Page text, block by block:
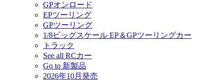
GPオンロード
EPツーリング
GPツーリング
1/8ビッグスケール EP＆GPツーリングカー
トラック
See all RCカー
Go to 新製品
2026年10月発売